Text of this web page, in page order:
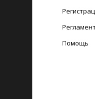
Помощь